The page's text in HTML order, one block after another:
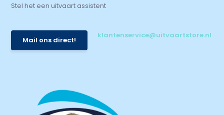
Stel het een uitvaart assistent
Mail ons direct!
klantenservice@uitvaartstore.nl